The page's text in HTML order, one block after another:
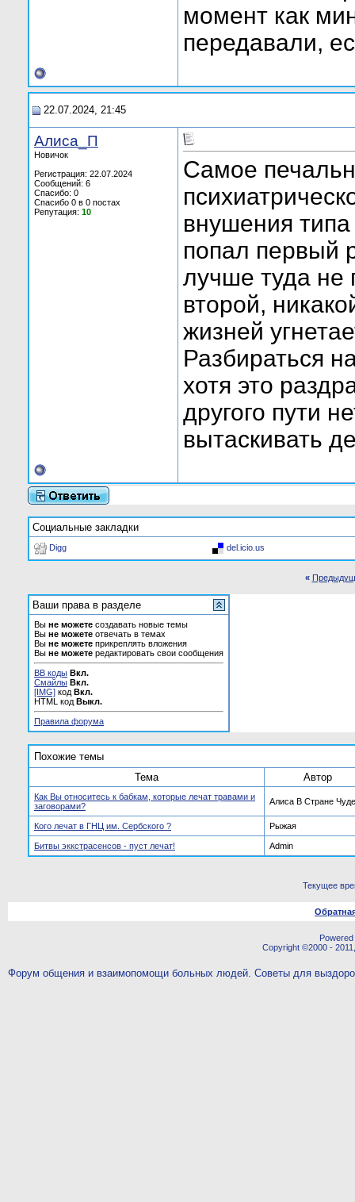
момент как
передавали,
22.07.2024, 21:45
Алиса_П
Новичок
Регистрация: 22.07.2024
Сообщений: 6
Спасибо: 0
Спасибо 0 в 0 постах
Репутация: 10
Самое
внушения
попал первый
лучше туда не
второй,
жизней
Разбираться
хотя это
другого пути
вытаскивать
Социальные закладки
Digg del.icio.us
«
Ваши права в разделе
Вы не можете создавать новые темы
Вы не можете отвечать в темах
Вы не можете прикреплять вложения
Вы не можете редактировать свои сообщения
BB коды Вкл.
Смайлы Вкл.
[IMG] код Вкл.
HTML код Выкл.
Правила форума
Похожие темы
Тема
Автор
Как Вы относитесь к бабкам, которые лечат травами и
заговорами?
Алиса В Стране
Кого лечат в ГНЦ им. Сербского ? Рыжая
Битвы эккстрасенсов - пуст лечат! Admin
Текущее
Copyright ©2000 -
Форум общения и взаимопомощи больных людей. Советы для